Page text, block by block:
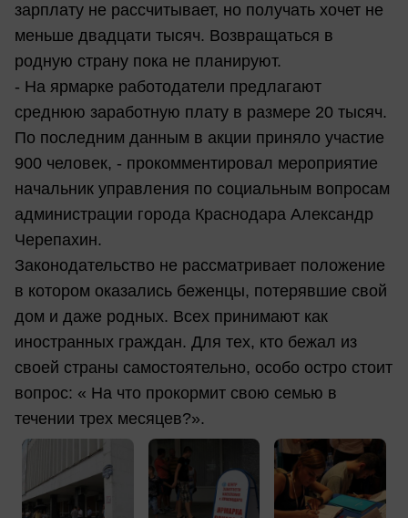
зарплату не рассчитывает, но получать хочет не
меньше двадцати тысяч. Возвращаться в
родную страну пока не планируют.
- На ярмарке работодатели предлагают
среднюю заработную плату в размере 20 тысяч.
По последним данным в акции приняло участие
900 человек, - прокомментировал мероприятие
начальник управления по социальным вопросам
администрации города Краснодара Александр
Черепахин.
Законодательство не рассматривает положение
в котором оказались беженцы, потерявшие свой
дом и даже родных. Всех принимают как
иностранных граждан. Для тех, кто бежал из
своей страны самостоятельно, особо остро стоит
вопрос: « На что прокормит свою семью в
течении трех месяцев?».